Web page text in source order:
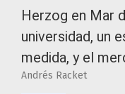
Herzog en Mar
universidad, un
medida, y el
Andrés Racket